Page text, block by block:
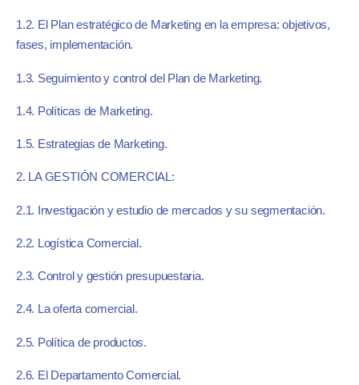
1.2. El Plan estratégico de Marketing en la empresa: objetivos,
fases, implementación.
1.3. Seguimiento y control del Plan de Marketing.
1.4. Políticas de Marketing.
1.5. Estrategias de Marketing.
2. LA GESTIÓN COMERCIAL:
2.1. Investigación y estudio de mercados y su segmentación.
2.2. Logística Comercial.
2.3. Control y gestión presupuestaria.
2.4. La oferta comercial.
2.5. Política de productos.
2.6. El Departamento Comercial.